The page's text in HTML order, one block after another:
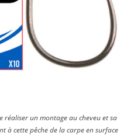
réaliser un montage au cheveu et sa
cette pêche de la carpe en surface